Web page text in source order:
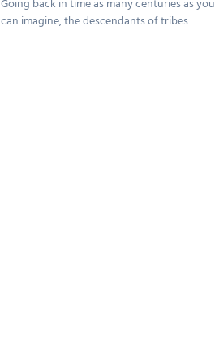
can imagine, the descendants of tribes